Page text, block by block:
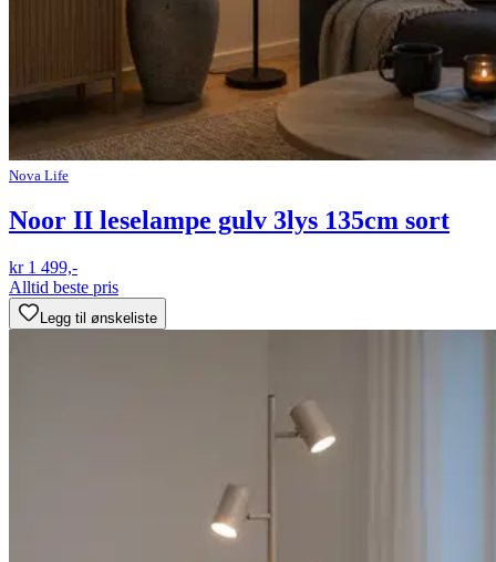
Nova Life
Noor II leselampe gulv 3lys 135cm sort
kr 1 499,-
Alltid beste pris
Legg til ønskeliste